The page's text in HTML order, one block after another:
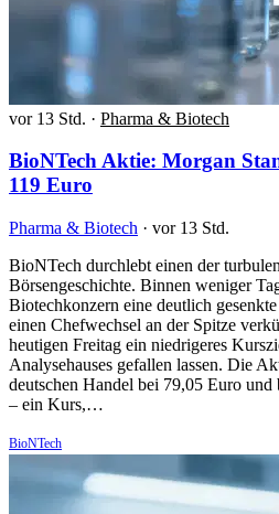
vor 13 Std. · Pharma & Biotech
BioNTech Aktie: Morgan
119 Euro
Pharma & Biotech · vor 13 Std.
BioNTech durchlebt einen der
Börsengeschichte. Binnen weniger
Biotechkonzern eine deutlich
einen Chefwechsel an der Spitze
heutigen Freitag ein niedrigeres
Analysehauses gefallen lassen. Die
deutschen Handel bei 79,05 Euro und
– ein Kurs,…
BioNTech